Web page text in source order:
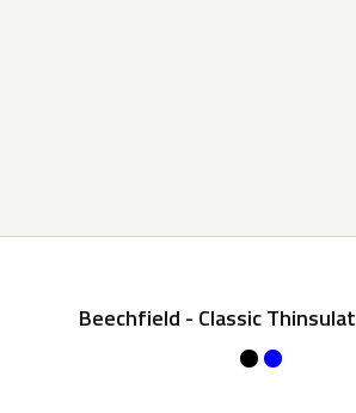
Beechfield - Classic